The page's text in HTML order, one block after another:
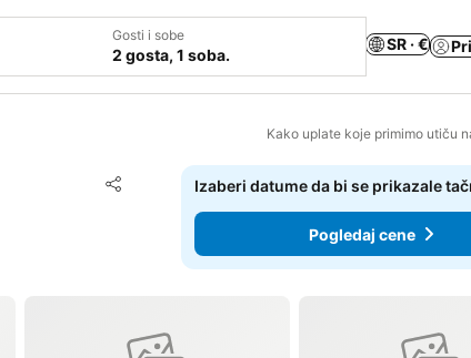
Gosti i sobe
2 gosta, 1 soba.
SR · €
Kako uplate koje primimo utiču
Deli
Dodati u favorite
Izaberi datume da bi se prikazale
Pogledaj cene